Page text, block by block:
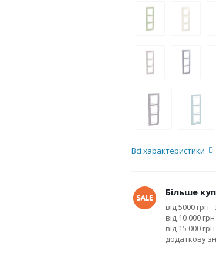
Всі характеристики
Більше
від 5000 грн
від 10 000
від 15 000
додаткову